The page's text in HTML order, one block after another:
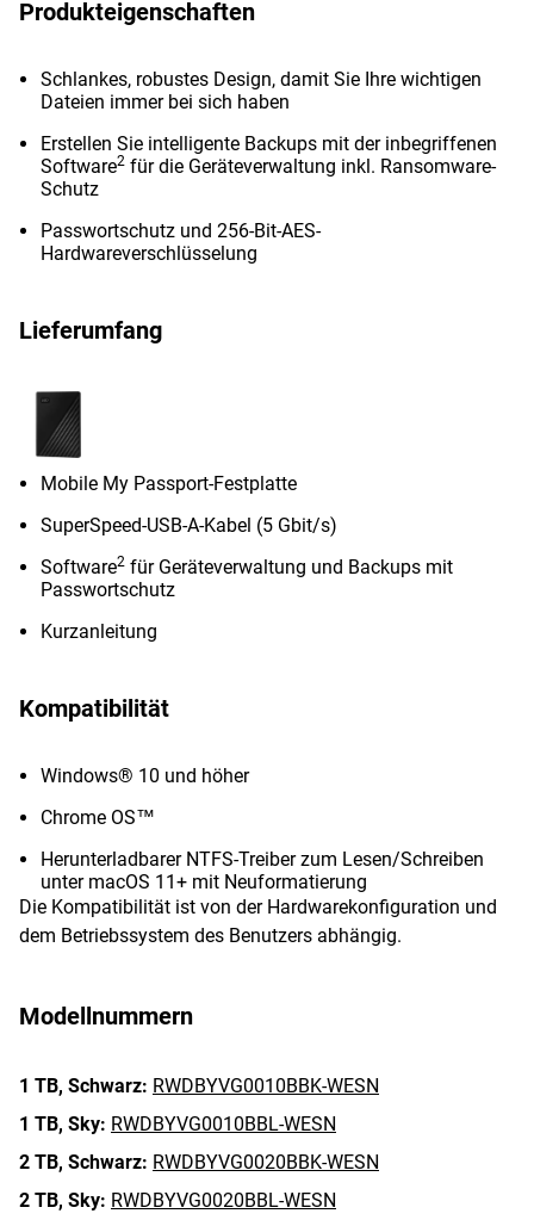
Produkteigenschaften
Schlankes, robustes Design, damit Sie Ihre wichtigen
Dateien immer bei sich haben
Erstellen Sie intelligente Backups mit der inbegriffenen
Software2 für die Geräteverwaltung inkl. Ransomware-
Schutz
Passwortschutz und 256-Bit-AES-
Hardwareverschlüsselung
Lieferumfang
Mobile My Passport-Festplatte
SuperSpeed-USB-A-Kabel (5 Gbit/s)
Software2 für Geräteverwaltung und Backups mit
Passwortschutz
Kurzanleitung
Kompatibilität
Windows® 10 und höher
Chrome OS™
Herunterladbarer NTFS-Treiber zum Lesen/Schreiben
unter macOS 11+ mit Neuformatierung
Die Kompatibilität ist von der Hardwarekonfiguration und
dem Betriebssystem des Benutzers abhängig.
Modellnummern
1 TB, Schwarz: RWDBYVG0010BBK-WESN
1 TB, Sky: RWDBYVG0010BBL-WESN
2 TB, Schwarz: RWDBYVG0020BBK-WESN
2 TB, Sky: RWDBYVG0020BBL-WESN